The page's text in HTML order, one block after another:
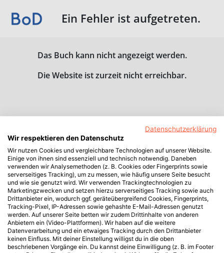
Ein Fehler ist aufgetreten.
Das Buch kann nicht angezeigt werden.
Die Website ist zurzeit nicht erreichbar.
Datenschutzerklärung
Wir respektieren den Datenschutz
Wir nutzen Cookies und vergleichbare Technologien auf unserer Website.
Einige von ihnen sind essenziell und technisch notwendig. Daneben
verwenden wir Analysemethoden (z. B. Cookies oder Fingerprints sowie
serverseitiges Tracking), um zu messen, wie häufig unsere Seite besucht
und wie sie genutzt wird. Wir verwenden Trackingtechnologien zu
Marketingzwecken und setzen hierzu serverseitiges Tracking sowie auch
Drittanbieter ein, wodurch ggf. geräteübergreifend Cookies, Fingerprints,
Tracking-Pixel, IP-Adressen sowie gehashte E-Mail-Adressen genutzt
werden. Auf unserer Seite betten wir zudem Drittinhalte von anderen
Anbietern ein (Video-Plattformen). Wir haben auf die weitere
Datenverarbeitung und ein etwaiges Tracking durch den Drittanbieter
keinen Einfluss. Mit deiner Einstellung willigst du in die oben
beschriebenen Vorgänge ein. Du kannst deine Einwilligung (z. B. im Footer